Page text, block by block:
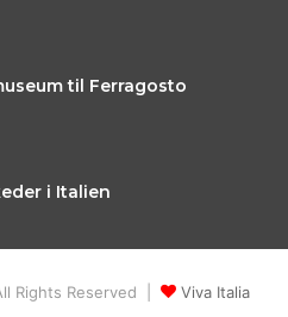
til Ferragosto
i Italien
Rights Reserved | Viva Italia